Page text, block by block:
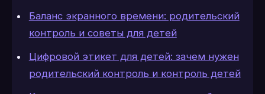
Баланс экранного времени: родительский
контроль и советы для детей
Цифровой этикет для детей: зачем нужен
родительский контроль и контроль детей